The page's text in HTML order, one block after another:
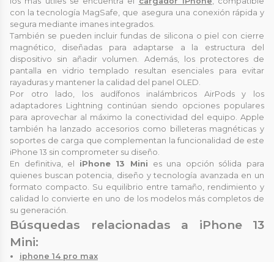
con la tecnología MagSafe, que asegura una conexión rápida y
segura mediante imanes integrados.
También se pueden incluir fundas de silicona o piel con cierre
magnético, diseñadas para adaptarse a la estructura del
dispositivo sin añadir volumen. Además, los protectores de
pantalla en vidrio templado resultan esenciales para evitar
rayaduras y mantener la calidad del panel OLED.
Por otro lado, los audífonos inalámbricos AirPods y los
adaptadores Lightning continúan siendo opciones populares
para aprovechar al máximo la conectividad del equipo. Apple
también ha lanzado accesorios como billeteras magnéticas y
soportes de carga que complementan la funcionalidad de este
iPhone 13 sin comprometer su diseño.
En definitiva, el iPhone 13 Mini es una opción sólida para
quienes buscan potencia, diseño y tecnología avanzada en un
formato compacto. Su equilibrio entre tamaño, rendimiento y
calidad lo convierte en uno de los modelos más completos de
su generación.
Búsquedas relacionadas a iPhone 13
Mini:
iphone 14 pro max